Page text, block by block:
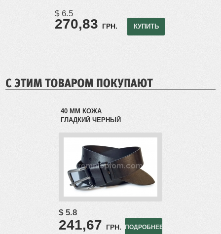
$ 6.5
270,83 ГРН. КУПИТЬ
40 ММ КОЖА
ГЛАДКИЙ ЧЕРНЫЙ
$ 5.8
241,67 ГРН. ПОДРОБНЕЕ